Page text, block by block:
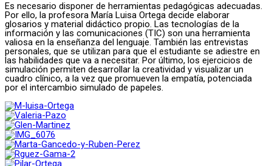
Es necesario disponer de herramientas pedagógicas adecuadas.
Por ello, la profesora María Luisa Ortega decide elaborar
glosarios y material didáctico propio. Las tecnologías de la
información y las comunicaciones (TIC) son una herramienta
valiosa en la enseñanza del lenguaje. También las entrevistas
personales, que se utilizan para que el estudiante se adiestre en
las habilidades que va a necesitar. Por último, los ejercicios de
simulación permiten desarrollar la creatividad y visualizar un
cuadro clínico, a la vez que promueven la empatía, potenciada
por el intercambio simulado de papeles.